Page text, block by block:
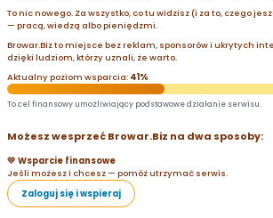
To nic nowego. Za wszystko, co tu widzisz (i za to, czego
— pracą, wiedzą albo pieniędzmi.
Browar.Biz to miejsce bez reklam, sponsorów i ukrytych
dzięki ludziom, którzy uznali, że warto.
Aktualny poziom wsparcia: 41%
To cel finansowy umożliwiający podstawowe działanie serwisu.
Możesz wesprzeć Browar.Biz na dwa sposoby:
💛 Wsparcie finansowe
Jeśli możesz i chcesz — pomóż utrzymać serwis.
Zaloguj się i wspieraj